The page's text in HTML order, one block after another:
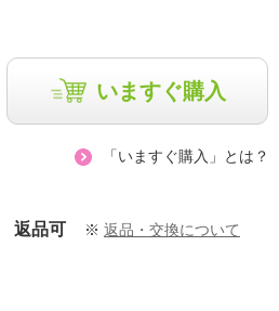
いますぐ購入
「いますぐ購入」とは？
返品可 ※ 返品・交換について